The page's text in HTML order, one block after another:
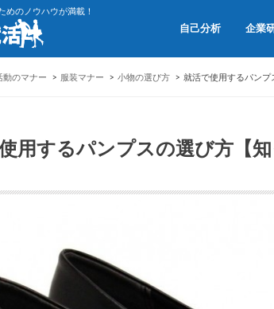
めのノウハウが満載！
自己分析 企業
会社
OB訪
動のマナー 服装マナー 小物の選び方 就活で使用するパンプ
用するパンプスの選び方【